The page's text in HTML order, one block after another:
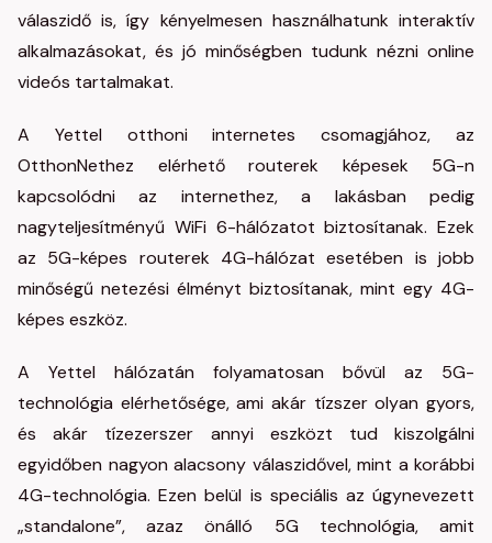
válaszidő is, így kényelmesen használhatunk interaktív
alkalmazásokat, és jó minőségben tudunk nézni online
videós tartalmakat.
A Yettel otthoni internetes csomagjához, az
OtthonNethez elérhető routerek képesek 5G-n
kapcsolódni az internethez, a lakásban pedig
nagyteljesítményű WiFi 6-hálózatot biztosítanak. Ezek
az 5G-képes routerek 4G-hálózat esetében is jobb
minőségű netezési élményt biztosítanak, mint egy 4G-
képes eszköz.
A Yettel hálózatán folyamatosan bővül az 5G-
technológia elérhetősége, ami akár tízszer olyan gyors,
és akár tízezerszer annyi eszközt tud kiszolgálni
egyidőben nagyon alacsony válaszidővel, mint a korábbi
4G-technológia. Ezen belül is speciális az úgynevezett
„standalone”, azaz önálló 5G technológia, amit